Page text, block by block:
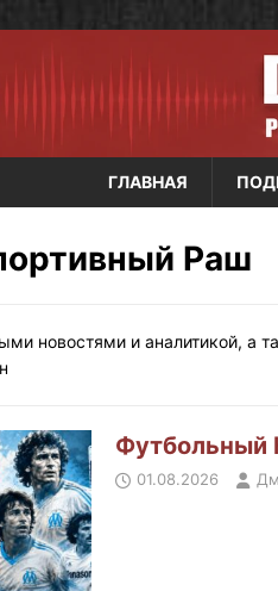
ГЛАВНАЯ
Раш
новостями и аналитикой, а
Футбольный
01.08.2026